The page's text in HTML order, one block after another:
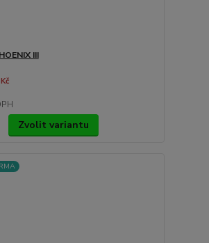
III
Zvolit variantu